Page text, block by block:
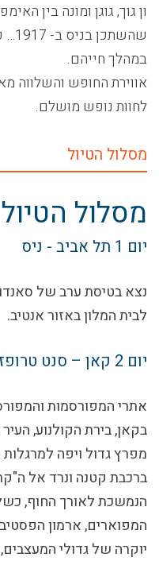
ון גוך, גוגן ומונה בין
במהלך חייהם.
אווירת החופש והשלווה
לחוות נופש מושלם.
מסלול הטיול
מסלול הטיול
יום 1 תל אביב - ניס
נצא בטיסת ערב של
לבית המלון באזור אנטיב.
יום 2 קאן – סנט טרופז
אתרי המפורסמות
בקאן, בירת הקולנוע,
מפרץ גדול ויפה
ברכבת קטנה ונרד אל
הנמשכת לאורך החוף,
המפוארים, ארמון
יוקרה של גדולי